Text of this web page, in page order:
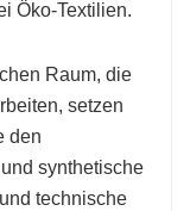
Öko-Textilien.
Raum, die
setzen
den
synthetische
technische